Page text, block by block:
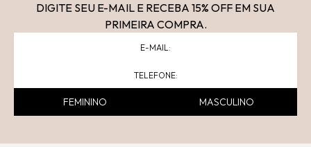
DIGITE SEU E-MAIL E RECEBA 15% OFF EM SUA
PRIMEIRA COMPRA.
FEMININO MASCULINO